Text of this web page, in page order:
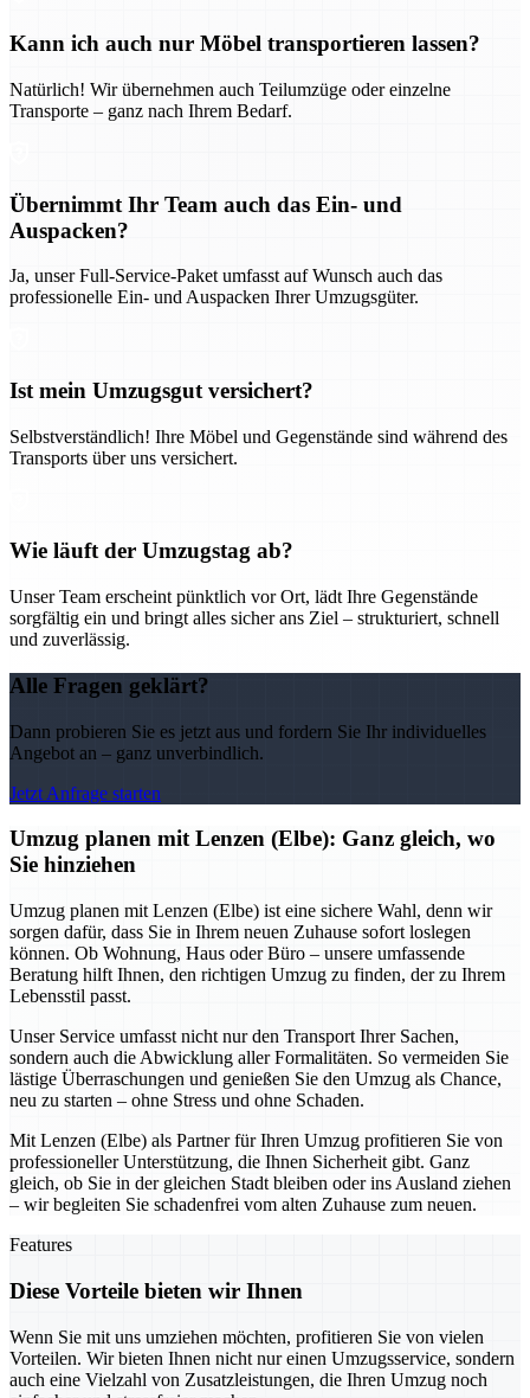
Kann ich auch nur Möbel transportieren lassen?
Natürlich! Wir übernehmen auch Teilumzüge oder einzelne
Transporte – ganz nach Ihrem Bedarf.
Übernimmt Ihr Team auch das Ein- und
Auspacken?
Ja, unser Full-Service-Paket umfasst auf Wunsch auch das
professionelle Ein- und Auspacken Ihrer Umzugsgüter.
Ist mein Umzugsgut versichert?
Selbstverständlich! Ihre Möbel und Gegenstände sind während des
Transports über uns versichert.
Wie läuft der Umzugstag ab?
Unser Team erscheint pünktlich vor Ort, lädt Ihre Gegenstände
sorgfältig ein und bringt alles sicher ans Ziel – strukturiert, schnell
und zuverlässig.
Alle Fragen geklärt?
Dann probieren Sie es jetzt aus und fordern Sie Ihr individuelles
Angebot an – ganz unverbindlich.
Jetzt Anfrage starten
Umzug planen mit Lenzen (Elbe): Ganz gleich, wo
Sie hinziehen
Umzug planen mit Lenzen (Elbe) ist eine sichere Wahl, denn wir
sorgen dafür, dass Sie in Ihrem neuen Zuhause sofort loslegen
können. Ob Wohnung, Haus oder Büro – unsere umfassende
Beratung hilft Ihnen, den richtigen Umzug zu finden, der zu Ihrem
Lebensstil passt.
Unser Service umfasst nicht nur den Transport Ihrer Sachen,
sondern auch die Abwicklung aller Formalitäten. So vermeiden Sie
lästige Überraschungen und genießen Sie den Umzug als Chance,
neu zu starten – ohne Stress und ohne Schaden.
Mit Lenzen (Elbe) als Partner für Ihren Umzug profitieren Sie von
professioneller Unterstützung, die Ihnen Sicherheit gibt. Ganz
gleich, ob Sie in der gleichen Stadt bleiben oder ins Ausland ziehen
– wir begleiten Sie schadenfrei vom alten Zuhause zum neuen.
Features
Diese Vorteile bieten wir Ihnen
Wenn Sie mit uns umziehen möchten, profitieren Sie von vielen
Vorteilen. Wir bieten Ihnen nicht nur einen Umzugsservice, sondern
auch eine Vielzahl von Zusatzleistungen, die Ihren Umzug noch